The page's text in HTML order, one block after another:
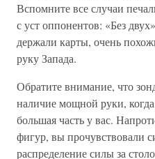
Вспомните все случаи
с уст оппонентов: «Без
держали карты, очень
руку Запада.
Обратите внимание, что
наличие мощной руки,
большая часть у вас.
фигур, вы прочувствовали
распределение силы за